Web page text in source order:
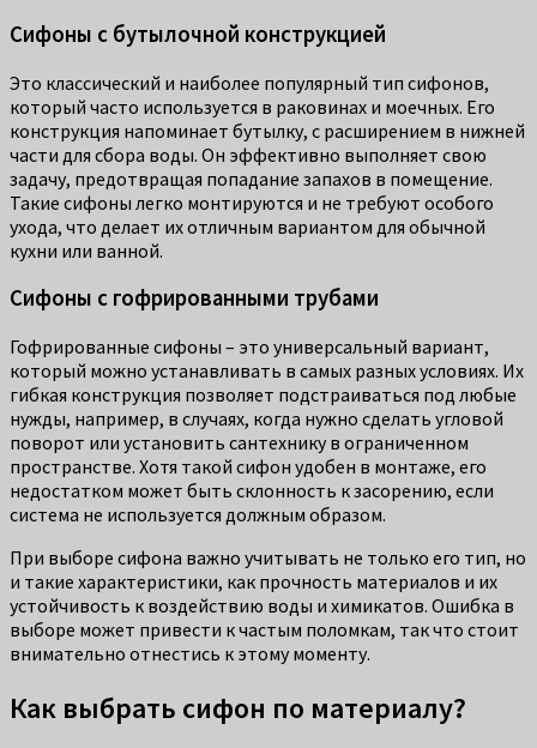
Сифоны с бутылочной конструкцией
Это классический и наиболее популярный тип сифонов,
который часто используется в раковинах и моечных. Его
конструкция напоминает бутылку, с расширением в нижней
части для сбора воды. Он эффективно выполняет свою
задачу, предотвращая попадание запахов в помещение.
Такие сифоны легко монтируются и не требуют особого
ухода, что делает их отличным вариантом для обычной
кухни или ванной.
Сифоны с гофрированными трубами
Гофрированные сифоны – это универсальный вариант,
который можно устанавливать в самых разных условиях. Их
гибкая конструкция позволяет подстраиваться под любые
нужды, например, в случаях, когда нужно сделать угловой
поворот или установить сантехнику в ограниченном
пространстве. Хотя такой сифон удобен в монтаже, его
недостатком может быть склонность к засорению, если
система не используется должным образом.
При выборе сифона важно учитывать не только его тип, но
и такие характеристики, как прочность материалов и их
устойчивость к воздействию воды и химикатов. Ошибка в
выборе может привести к частым поломкам, так что стоит
внимательно отнестись к этому моменту.
Как выбрать сифон по материалу?